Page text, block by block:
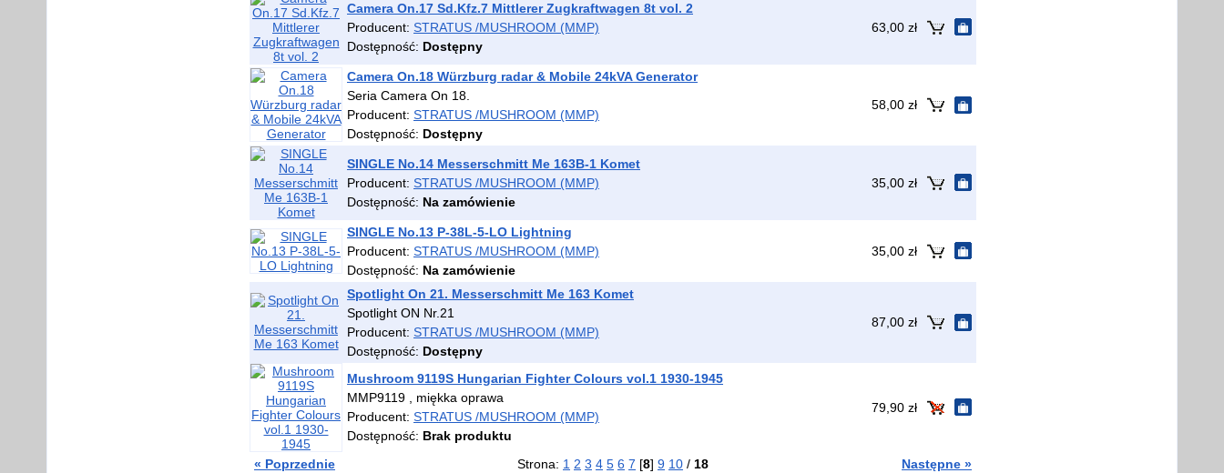
Camera On.17 Sd.Kfz.7 Mittlerer Zugkraftwagen 8t vol. 2
Producent: STRATUS /MUSHROOM (MMP)
Dostępność: Dostępny
63,00 zł
Camera On.18 Würzburg radar & Mobile 24kVA Generator
Seria Camera On 18.
Producent: STRATUS /MUSHROOM (MMP)
Dostępność: Dostępny
58,00 zł
SINGLE No.14 Messerschmitt Me 163B-1 Komet
Producent: STRATUS /MUSHROOM (MMP)
Dostępność: Na zamówienie
35,00 zł
SINGLE No.13 P-38L-5-LO Lightning
Producent: STRATUS /MUSHROOM (MMP)
Dostępność: Na zamówienie
35,00 zł
Spotlight On 21. Messerschmitt Me 163 Komet
Spotlight ON Nr.21
Producent: STRATUS /MUSHROOM (MMP)
Dostępność: Dostępny
87,00 zł
Mushroom 9119S Hungarian Fighter Colours vol.1 1930-1945
MMP9119 , miękka oprawa
Producent: STRATUS /MUSHROOM (MMP)
Dostępność: Brak produktu
79,90 zł
« Poprzednie Strona: 1 2 3 4 5 6 7 [8] 9 10 / 18 Następne »